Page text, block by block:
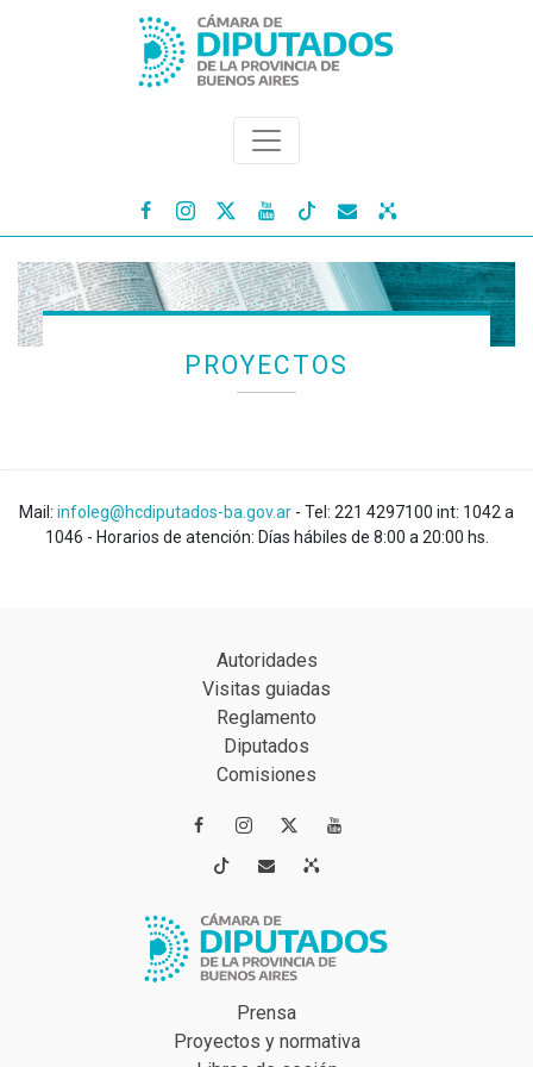
   
PROYECTOS
Mail: infoleg@hcdiputados-ba.gov.ar - Tel: 221 4297100 int: 1042 a
1046 - Horarios de atención: Días hábiles de 8:00 a 20:00 hs.
Autoridades
Visitas guiadas
Reglamento
Diputados
Comisiones
 
 
Prensa
Proyectos y normativa